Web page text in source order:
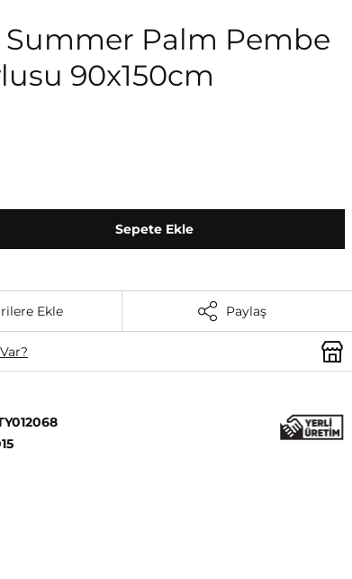
Palm Pembe
90x150cm
Sepete Ekle
Ekle Paylaş